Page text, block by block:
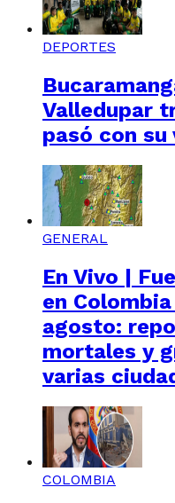
DEPORTES
Valledupar
pasó con su
GENERAL
En Vivo |
en
agosto:
mortales y
varias
COLOMBIA